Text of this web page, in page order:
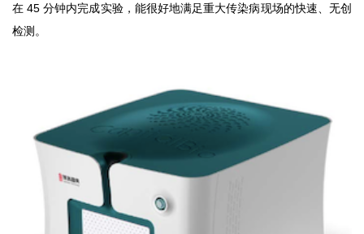
在 45分钟内完成实验，能很好地满足重大传染病现场的快速、无创
检测。